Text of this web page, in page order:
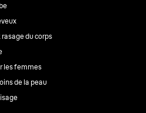
du corps
les femmes
de la peau